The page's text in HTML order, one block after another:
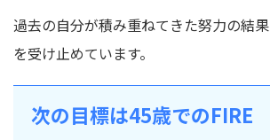
過去の自分が積み重ねてきた努力の結
を受け止めています。
次の目標は45歳でのFIRE